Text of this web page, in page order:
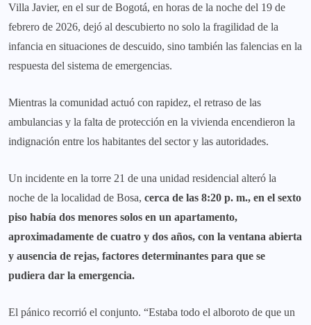
Villa Javier, en el sur de Bogotá, en horas de la noche del 19 de
febrero de 2026, dejó al descubierto no solo la fragilidad de la
infancia en situaciones de descuido, sino también las falencias en la
respuesta del sistema de emergencias.
Mientras la comunidad actuó con rapidez, el retraso de las
ambulancias y la falta de protección en la vivienda encendieron la
indignación entre los habitantes del sector y las autoridades.
Un incidente en la torre 21 de una unidad residencial alteró la
noche de la localidad de Bosa, cerca de las 8:20 p. m., en el sexto
piso había dos menores solos en un apartamento,
aproximadamente de cuatro y dos años, con la ventana abierta
y ausencia de rejas, factores determinantes para que se
pudiera dar la emergencia.
El pánico recorrió el conjunto. “Estaba todo el alboroto de que un